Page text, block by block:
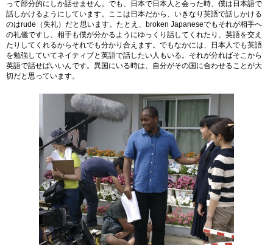
って部分的にしか話せません。でも、日本で日本人と会った時、僕は日本語で
話しかけるようにしています。ここは日本だから、いきなり英語で話しかける
のはrude（失礼）だと思います。たとえ、broken Japaneseでもそれが相手へ
の礼儀ですし、相手も僕が分かるようにゆっくり話してくれたり、英語を交え
たりしてくれるからそれでも分かり合えます。でもなかには、日本人でも英語
を勉強していてネイティブと英語で話したい人もいる。それが分ればそこから
英語で話せばいいんです。異国にいる時は、自分がその国に合わせることが大
切だと思っています。